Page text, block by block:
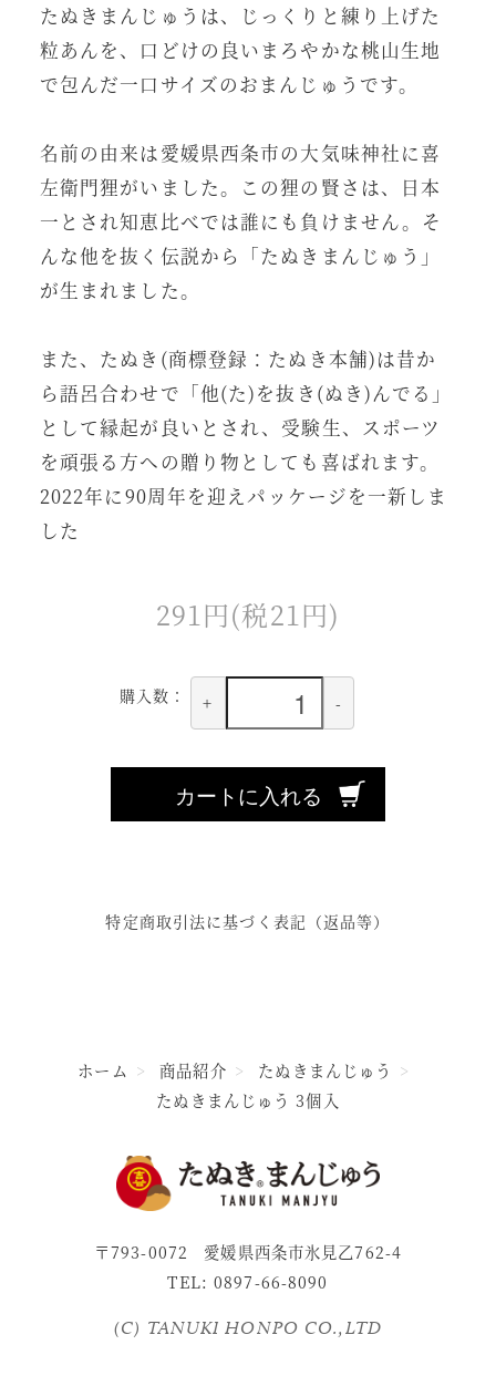
たぬきまんじゅうは、じっくりと練り上げた
粒あんを、口どけの良いまろやかな桃山生地
で包んだ一口サイズのおまんじゅうです。
名前の由来は愛媛県西条市の大気味神社に喜
左衛門狸がいました。この狸の賢さは、日本
一とされ知恵比べでは誰にも負けません。そ
んな他を抜く伝説から「たぬきまんじゅう」
が生まれました。
また、たぬき(商標登録：たぬき本舗)は昔か
ら語呂合わせで「他(た)を抜き(ぬき)んでる」
として縁起が良いとされ、受験生、スポーツ
を頑張る方への贈り物としても喜ばれます。
2022年に90周年を迎えパッケージを一新しま
した
291円(税21円)
購入数： + -
カートに入れる
特定商取引法に基づく表記（返品等）
ホーム 商品紹介
たぬきまんじゅう
たぬきまんじゅう 3個入
〒793-0072
愛媛県西条市氷見乙762-4
TEL: 0897-66-8090
(C) TANUKI HONPO CO.,LTD